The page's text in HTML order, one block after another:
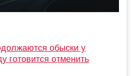
обыски у
готовится отменить